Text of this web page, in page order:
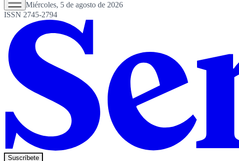
Miércoles, 5 de agosto de 2026
ISSN 2745-2794
Suscríbete